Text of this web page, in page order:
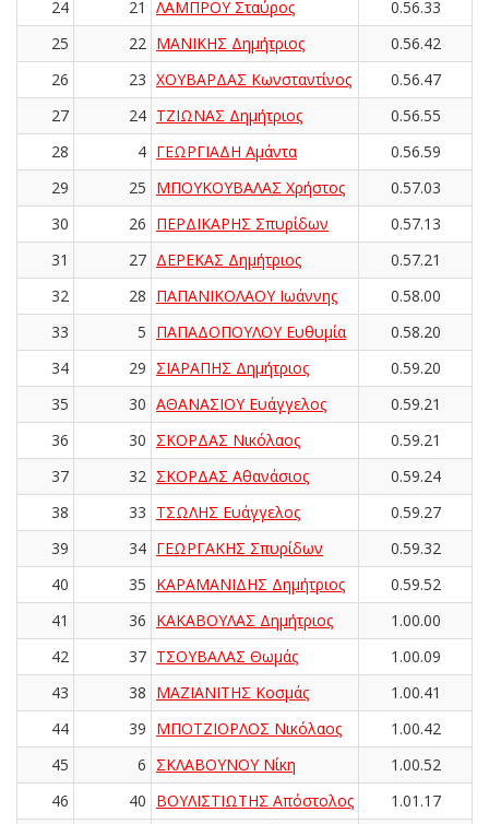
24 21 ΛΑΜΠΡΟΥ Σταύρος
0.56.33
25
22 ΜΑΝΙΚΗΣ Δημήτριος
0.56.42
26
23 ΧΟΥΒΑΡΔΑΣ Κωνσταντίνος
0.56.47
27
24 ΤΖΙΩΝΑΣ Δημήτριος
0.56.55
28
4 ΓΕΩΡΓΙΑΔΗ Αμάντα
0.56.59
29
25 ΜΠΟΥΚΟΥΒΑΛΑΣ Χρήστος
0.57.03
30
26 ΠΕΡΔΙΚΑΡΗΣ Σπυρίδων
0.57.13
31
27 ΔΕΡΕΚΑΣ Δημήτριος
0.57.21
32
28 ΠΑΠΑΝΙΚΟΛΑΟΥ Ιωάννης
0.58.00
33
5 ΠΑΠΑΔΟΠΟΥΛΟΥ Ευθυμία
0.58.20
34
29 ΣΙΑΡΑΠΗΣ Δημήτριος
0.59.20
35
30 ΑΘΑΝΑΣΙΟΥ Ευάγγελος
0.59.21
36
30 ΣΚΟΡΔΑΣ Νικόλαος
0.59.21
37
32 ΣΚΟΡΔΑΣ Αθανάσιος
0.59.24
38
33 ΤΣΩΛΗΣ Ευάγγελος
0.59.27
39
34 ΓΕΩΡΓΑΚΗΣ Σπυρίδων
0.59.32
40
35 ΚΑΡΑΜΑΝΙΔΗΣ Δημήτριος
0.59.52
41
36 ΚΑΚΑΒΟΥΛΑΣ Δημήτριος
1.00.00
42
37 ΤΣΟΥΒΑΛΑΣ Θωμάς
1.00.09
43
38 ΜΑΖΙΑΝΙΤΗΣ Κοσμάς
1.00.41
44
39 ΜΠΟΤΖΙΟΡΛΟΣ Νικόλαος
1.00.42
45
6 ΣΚΛΑΒΟΥΝΟΥ Νίκη
1.00.52
46
40 ΒΟΥΛΙΣΤΙΩΤΗΣ Απόστολος
1.01.17